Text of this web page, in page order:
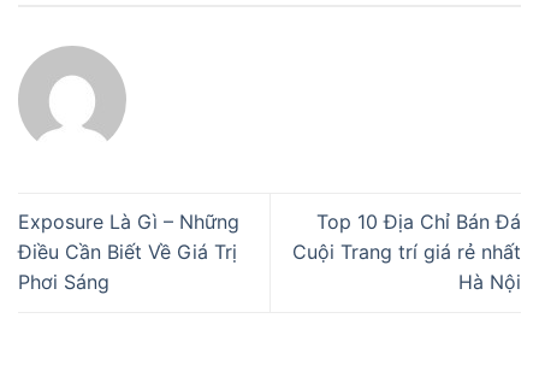
Exposure Là Gì – Những
Điều Cần Biết Về Giá Trị
Phơi Sáng
Top 10 Địa Chỉ Bán Đá
Cuội Trang trí giá rẻ nhất
Hà Nội